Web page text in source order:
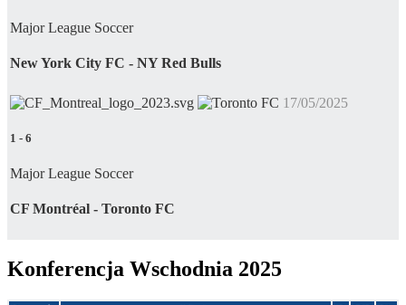
Major League Soccer
New York City FC - NY Red Bulls
17/05/2025
1 - 6
Major League Soccer
CF Montréal - Toronto FC
Konferencja Wschodnia 2025